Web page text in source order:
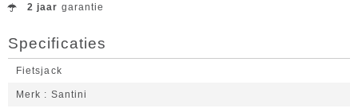
2 jaar garantie
Specificaties
Fietsjack
Merk Santini